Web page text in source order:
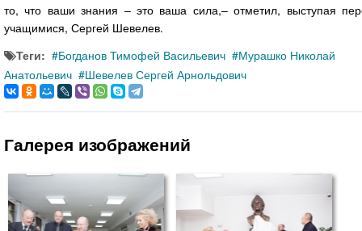
то, что ваши знания – это ваша сила,– отметил, выступая
учащимися, Сергей Шевелев.
Теги:
Богданов Тимофей Васильевич
Мурашко Николай
Анатольевич
Шевелев Сергей Арнольдович
Галерея изображений